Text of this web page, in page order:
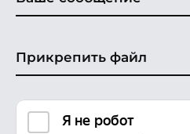
Прикрепить файл